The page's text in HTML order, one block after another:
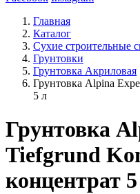
Главная
Каталог
Сухие строительные
Грунтовки
Грунтовка Акриловая
Грунтовка Alpina
5 л
Грунтовка
Tiefgrund
концентрат